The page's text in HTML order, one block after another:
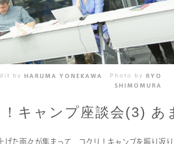
by HARUMA YONEKAWA Photo by RYO
SHIMOMURA
キャンプ座談会(3)